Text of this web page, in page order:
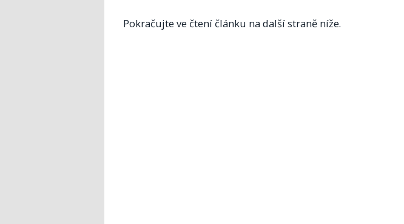
Pokračujte ve čtení článku na další straně níže.